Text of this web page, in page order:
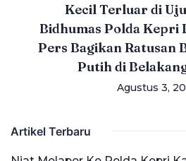
Kecil Terluar di
Bidhumas Polda Kepri
Pers Bagikan Ratusan
Putih di
Agustus 3,
Artikel Terbaru